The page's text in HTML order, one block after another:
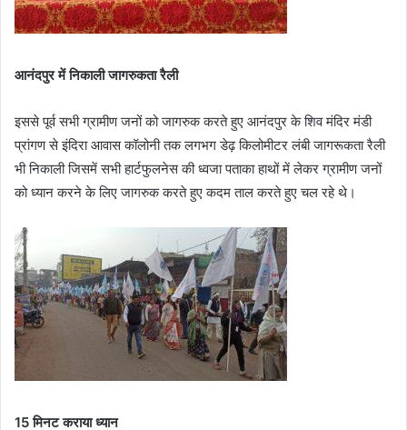
आनंदपुर में निकाली जागरुकता रैली
इससे पूर्व सभी ग्रामीण जनों को जागरुक करते हुए आनंदपुर के शिव मंदिर मंडी
प्रांगण से इंदिरा आवास कॉलोनी तक लगभग डेढ़ किलोमीटर लंबी जागरूकता रैली
भी निकाली जिसमें सभी हार्टफुलनेस की ध्वजा पताका हाथों में लेकर ग्रामीण जनों
को ध्यान करने के लिए जागरुक करते हुए कदम ताल करते हुए चल रहे थे।
15 मिनट कराया ध्यान